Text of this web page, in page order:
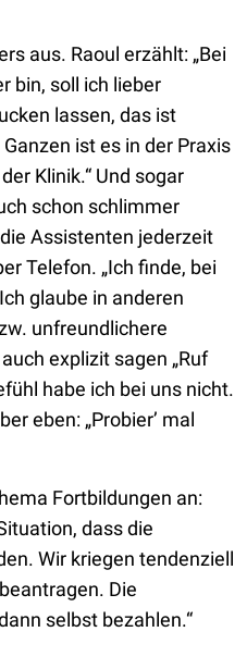
aus. Raoul erzählt: „Bei
bin, soll ich lieber
lassen, das ist
ist es in der Praxis
Klinik.“ Und sogar
schon schlimmer
Assistenten jederzeit
Telefon. „Ich finde, bei
glaube in anderen
unfreundlichere
explizit sagen „Ruf
habe ich bei uns nicht.
eben: „Probier’ mal
Fortbildungen an:
dass die
Wir kriegen tendenziell
Die
selbst bezahlen.“